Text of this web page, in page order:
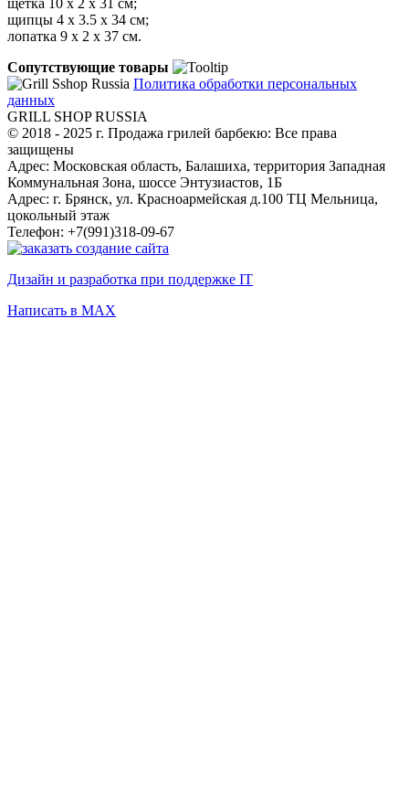
щипцы 4 х 3.5 х 34 см;
лопатка 9 х 2 х 37 см.
Сопутствующие товары
Политика обработки персональных
данных
GRILL SHOP RUSSIA
© 2018 - 2025 г. Продажа грилей барбекю: Все права
защищены
Адрес: Московская область, Балашиха, территория Западная
Коммунальная Зона, шоссе Энтузиастов, 1Б
Адрес: г. Брянск, ул. Красноармейская д.100 ТЦ Мельница,
цокольный этаж
Телефон: +7(991)318-09-67
Дизайн и разработка при поддержке IT
Написать в MAX